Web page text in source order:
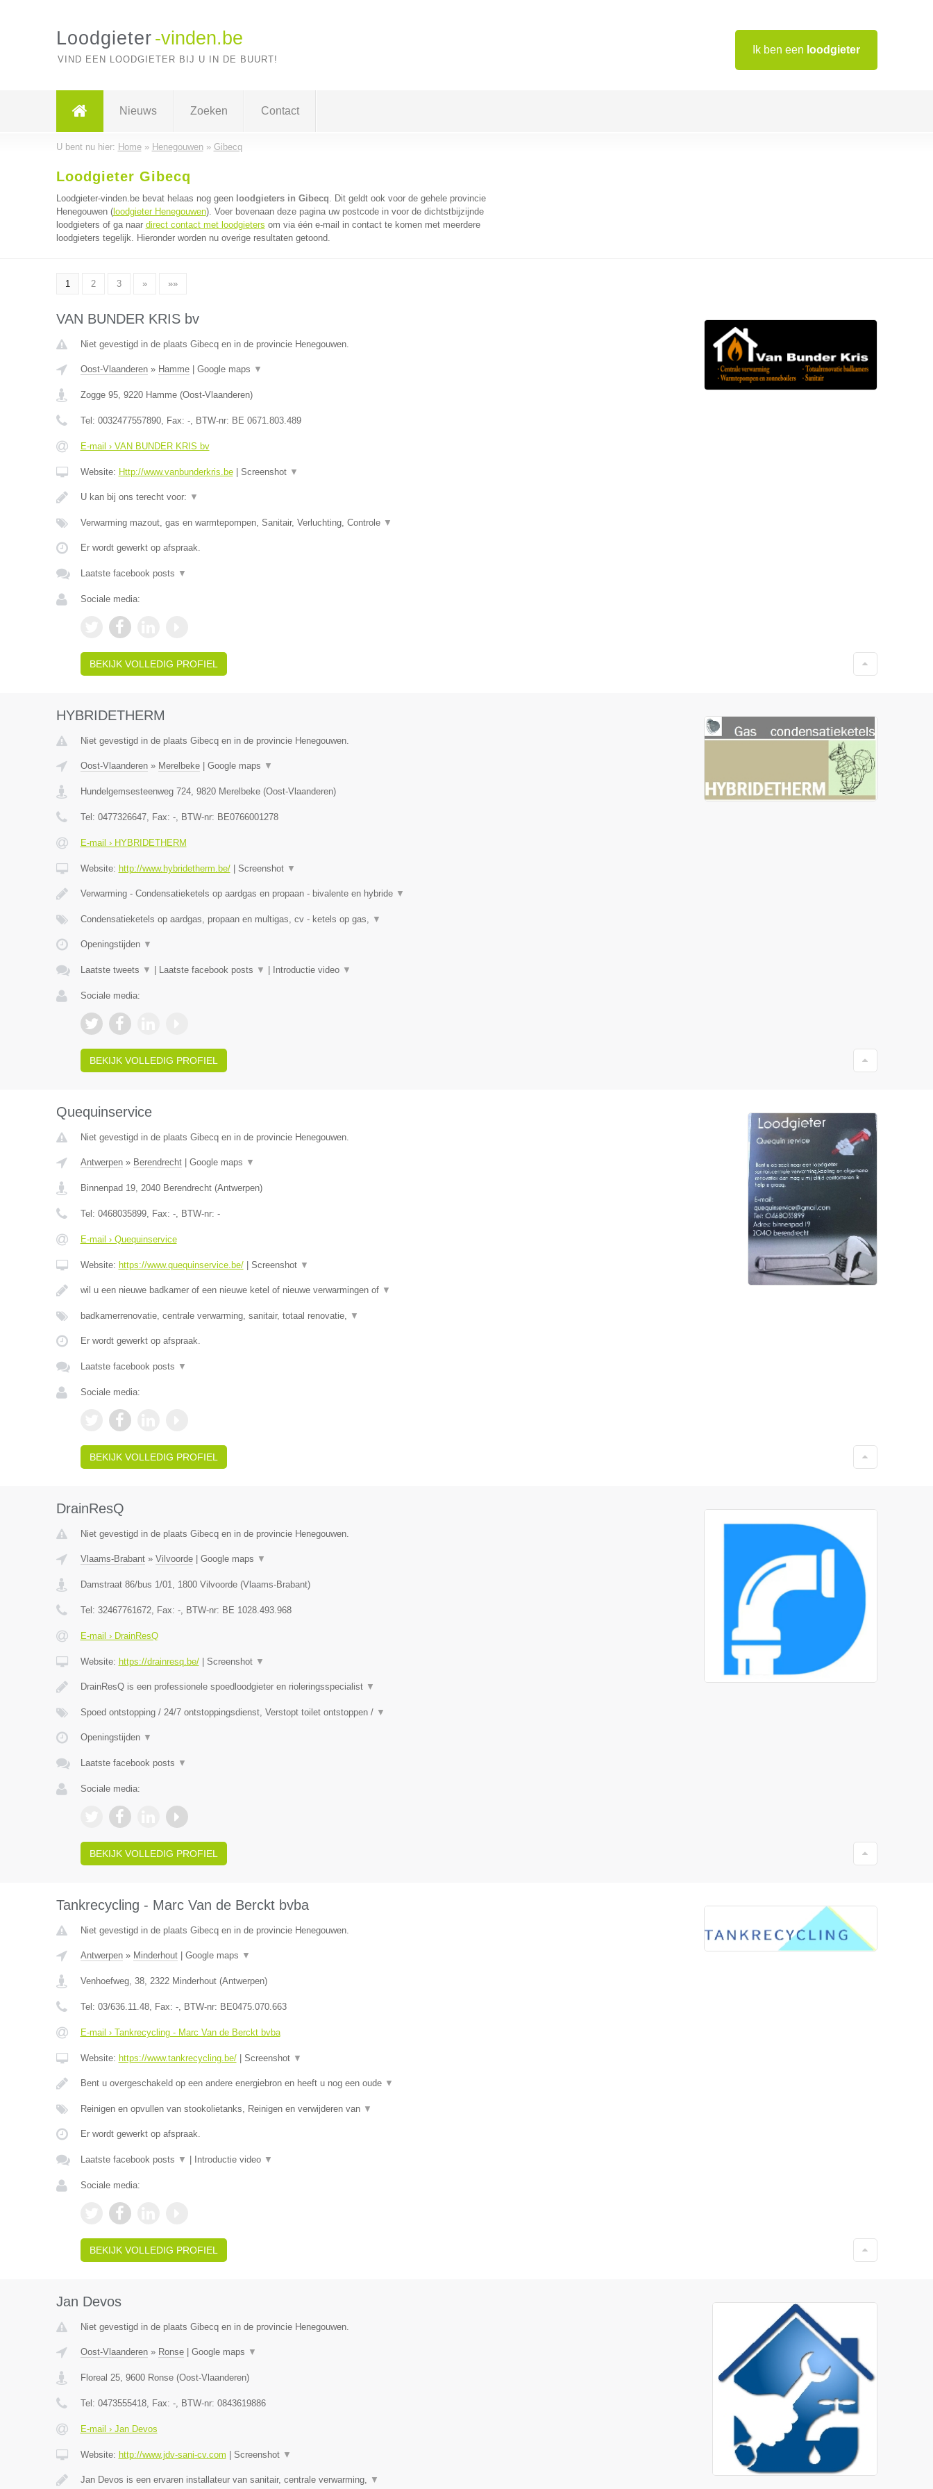
Ik ben een loodgieter
Loodgieter -vinden.be
VIND EEN LOODGIETER BIJ U IN DE BUURT!
Nieuws Zoeken Contact
U bent nu hier: Home» Henegouwen» Gibecq
Loodgieter Gibecq
Loodgieter-vinden.be bevat helaas nog geen loodgieters in Gibecq. Dit geldt ook voor de gehele provincie
Henegouwen (loodgieter Henegouwen). Voer bovenaan deze pagina uw postcode in voor de dichtstbijzijnde
loodgieters of ga naar direct contact met loodgieters om via één e-mail in contact te komen met meerdere
loodgieters tegelijk. Hieronder worden nu overige resultaten getoond.
1 2 3 » »»
VAN BUNDER KRIS bv
Niet gevestigd in de plaats Gibecq en in de provincie Henegouwen.
Oost-Vlaanderen» Hamme| Google maps ▼
Zogge 95, 9220 Hamme(Oost-Vlaanderen)
Tel: 0032477557890, Fax: -, BTW-nr: BE 0671.803.489
E-mail › VAN BUNDER KRIS bv
Website: Http://www.vanbunderkris.be| Screenshot ▼
U kan bij ons terecht voor: ▼
Verwarming mazout, gas en warmtepompen, Sanitair, Verluchting, Controle ▼
Er wordt gewerkt op afspraak.
Laatste facebook posts ▼
Sociale media:
BEKIJK VOLLEDIG PROFIEL
HYBRIDETHERM
Niet gevestigd in de plaats Gibecq en in de provincie Henegouwen.
Oost-Vlaanderen» Merelbeke| Google maps ▼
Hundelgemsesteenweg 724, 9820 Merelbeke(Oost-Vlaanderen)
Tel: 0477326647, Fax: -, BTW-nr: BE0766001278
E-mail › HYBRIDETHERM
Website: http://www.hybridetherm.be/| Screenshot ▼
Verwarming - Condensatieketels op aardgas en propaan - bivalente en hybride ▼
Condensatieketels op aardgas, propaan en multigas, cv - ketels op gas, ▼
Openingstijden ▼
Laatste tweets ▼ Laatste facebook posts ▼ Introductie video ▼
Sociale media:
BEKIJK VOLLEDIG PROFIEL
Quequinservice
Niet gevestigd in de plaats Gibecq en in de provincie Henegouwen.
Antwerpen» Berendrecht| Google maps ▼
Binnenpad 19, 2040 Berendrecht(Antwerpen)
Tel: 0468035899, Fax: -, BTW-nr: -
E-mail › Quequinservice
Website: https://www.quequinservice.be/| Screenshot ▼
wil u een nieuwe badkamer of een nieuwe ketel of nieuwe verwarmingen of ▼
badkamerrenovatie, centrale verwarming, sanitair, totaal renovatie, ▼
Er wordt gewerkt op afspraak.
Laatste facebook posts ▼
Sociale media:
BEKIJK VOLLEDIG PROFIEL
DrainResQ
Niet gevestigd in de plaats Gibecq en in de provincie Henegouwen.
Vlaams-Brabant» Vilvoorde| Google maps ▼
Damstraat 86/bus 1/01, 1800 Vilvoorde(Vlaams-Brabant)
Tel: 32467761672, Fax: -, BTW-nr: BE 1028.493.968
E-mail › DrainResQ
Website: https://drainresq.be/| Screenshot ▼
DrainResQ is een professionele spoedloodgieter en rioleringsspecialist ▼
Spoed ontstopping / 24/7 ontstoppingsdienst, Verstopt toilet ontstoppen / ▼
Openingstijden ▼
Laatste facebook posts ▼
Sociale media:
BEKIJK VOLLEDIG PROFIEL
Tankrecycling - Marc Van de Berckt bvba
Niet gevestigd in de plaats Gibecq en in de provincie Henegouwen.
Antwerpen» Minderhout| Google maps ▼
Venhoefweg, 38, 2322 Minderhout(Antwerpen)
Tel: 03/636.11.48, Fax: -, BTW-nr: BE0475.070.663
E-mail › Tankrecycling - Marc Van de Berckt bvba
Website: https://www.tankrecycling.be/| Screenshot ▼
Bent u overgeschakeld op een andere energiebron en heeft u nog een oude ▼
Reinigen en opvullen van stookolietanks, Reinigen en verwijderen van ▼
Er wordt gewerkt op afspraak.
Laatste facebook posts ▼ Introductie video ▼
Sociale media:
BEKIJK VOLLEDIG PROFIEL
Jan Devos
Niet gevestigd in de plaats Gibecq en in de provincie Henegouwen.
Oost-Vlaanderen» Ronse| Google maps ▼
Floreal 25, 9600 Ronse(Oost-Vlaanderen)
Tel: 0473555418, Fax: -, BTW-nr: 0843619886
E-mail › Jan Devos
Website: http://www.jdv-sani-cv.com Screenshot ▼
Jan Devos is een ervaren installateur van sanitair, centrale verwarming, ▼